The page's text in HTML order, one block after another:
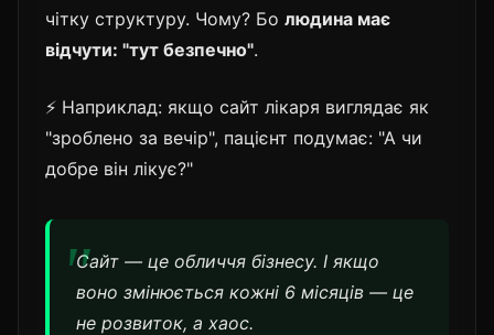
чітку структуру. Чому? Бо людина має
відчути: "тут безпечно".
⚡ Наприклад: якщо сайт лікаря виглядає як
"зроблено за вечір", пацієнт подумає: "А чи
добре він лікує?"
Сайт — це обличчя бізнесу. І якщо
воно змінюється кожні 6 місяців — це
не розвиток, а хаос.